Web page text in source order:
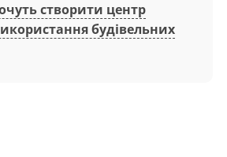
створити центр
будівельних